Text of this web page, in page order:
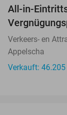
All-in-
Verkeers- en
Appelscha
Verkauft: 46.205